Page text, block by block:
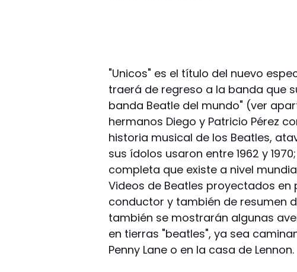
"Unicos" es el título del nuevo
traerá de regreso a la banda que
banda Beatle del mundo" (ver
hermanos Diego y Patricio Pérez
historia musical de los Beatles,
sus ídolos usaron entre 1962 y
completa que existe a nivel
Videos de Beatles proyectados
conductor y también de resumen
también se mostrarán algunas
en tierras "beatles", ya sea
Penny Lane o en la casa de Lennon.